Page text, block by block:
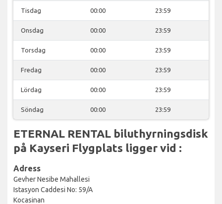
Tisdag 00:00 23:59
Onsdag 00:00 23:59
Torsdag 00:00 23:59
Fredag 00:00 23:59
Lördag 00:00 23:59
Söndag 00:00 23:59
ETERNAL RENTAL biluthyrningsdisk
på Kayseri Flygplats ligger vid :
Adress
Gevher Nesibe Mahallesi
Istasyon Caddesi No: 59/A
Kocasinan